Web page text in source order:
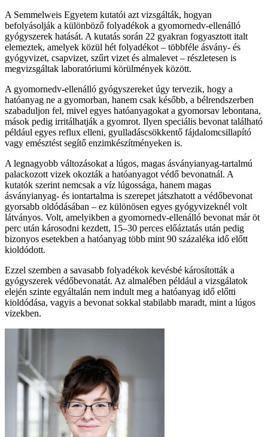
A Semmelweis Egyetem kutatói azt vizsgálták, hogyan
befolyásolják a különböző folyadékok a gyomornedv-ellenálló
gyógyszerek hatását. A kutatás során 22 gyakran fogyasztott italt
elemeztek, amelyek közül hét folyadékot – többféle ásvány- és
gyógyvizet, csapvizet, szűrt vizet és almalevet – részletesen is
megvizsgáltak laboratóriumi körülmények között.
A gyomornedv-ellenálló gyógyszereket úgy tervezik, hogy a
hatóanyag ne a gyomorban, hanem csak később, a bélrendszerben
szabaduljon fel, mivel egyes hatóanyagokat a gyomorsav lebontana,
mások pedig irritálhatják a gyomrot. Ilyen speciális bevonat található
például egyes reflux elleni, gyulladáscsökkentő fájdalomcsillapító
vagy emésztést segítő enzimkészítményeken is.
A legnagyobb változásokat a lúgos, magas ásványianyag-tartalmú
palackozott vizek okozták a hatóanyagot védő bevonatnál. A
kutatók szerint nemcsak a víz lúgossága, hanem magas
ásványianyag- és iontartalma is szerepet játszhatott a védőbevonat
gyorsabb oldódásában – ez különösen egyes gyógyvizeknél volt
látványos. Volt, amelyikben a gyomornedv-ellenálló bevonat már öt
perc után károsodni kezdett, 15–30 perces előáztatás után pedig
bizonyos esetekben a hatóanyag több mint 90 százaléka idő előtt
kioldódott.
Ezzel szemben a savasabb folyadékok kevésbé károsították a
gyógyszerek védőbevonatát. Az almalében például a vizsgálatok
elején szinte egyáltalán nem indult meg a hatóanyag idő előtti
kioldódása, vagyis a bevonat sokkal stabilabb maradt, mint a lúgos
vizekben.